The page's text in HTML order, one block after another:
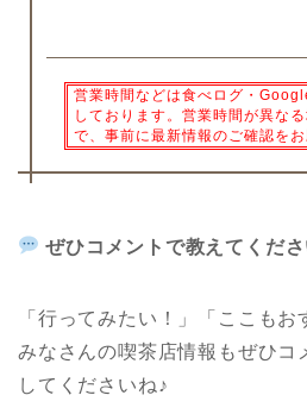
営業時間などは食べログ・
しております。営業時間が異な
で、事前に最新情報のご確認をお
ぜひコメントで教えてくださ
「行ってみたい！」「ここもお
みなさんの喫茶店情報もぜひコ
してくださいね♪